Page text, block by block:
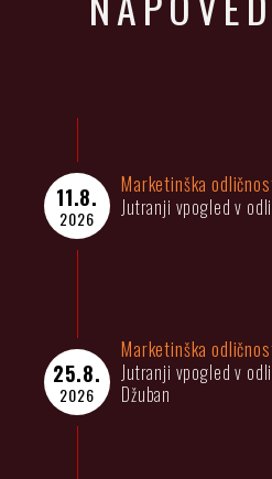
11.8.
2026
Marketinška
Jutranji vpogled v
25.8.
2026
Marketinška
Jutranji vpogled v
Džuban